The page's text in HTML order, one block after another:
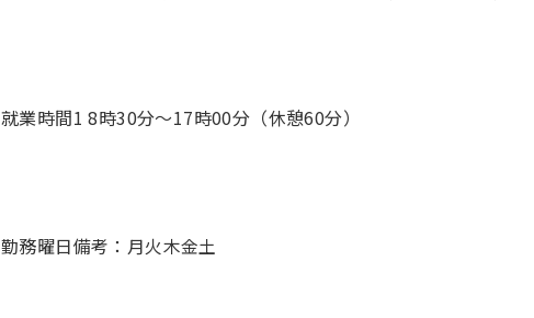
就業時間1 8時30分〜17時00分（休憩60分）